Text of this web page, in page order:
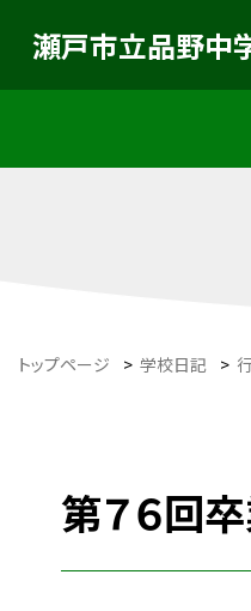
瀬戸市立品野中
トップページ > 学校日記 >
第７６回